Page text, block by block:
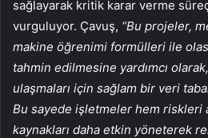
sağlayarak kritik karar verme
vurguluyor. Çavuş, “Bu projeler,
makine öğrenimi formülleri ile
tahmin edilmesine yardımcı
ulaşmaları için sağlam bir veri
Bu sayede işletmeler hem riskleri
kaynakları daha etkin yöneterek